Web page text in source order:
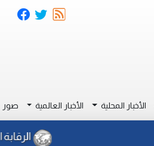
الأخبار المحلية الأخبار العالمية صور
الرقابة